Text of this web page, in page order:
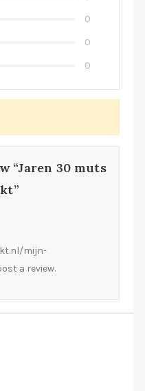
0
0
0
“Jaren 30 muts
mijn-
a review.